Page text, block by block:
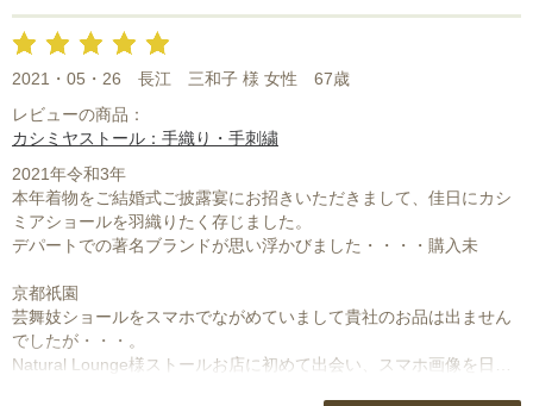
2021・05・26 長江 三和子 様 女性
67歳
レビューの商品：
カシミヤストール：手織り・手刺繍
2021年令和3年
本年着物をご結婚式ご披露宴にお招きいただきまして、佳日にカシ
ミアショールを羽織りたく存じました。
デパートでの著名ブランドが思い浮かびました・・・・購入未
京都祇園
芸舞妓ショールをスマホでながめていまして貴社のお品は出ません
でしたが・・・。
Natural Lounge様ストールお店に初めて出会い、スマホ画像を日々